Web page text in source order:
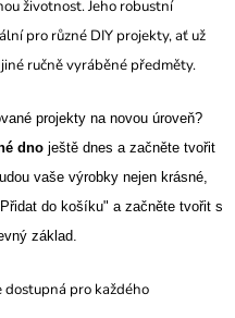
životnost. Jeho robustní
pro různé DIY projekty, ať už
ručně vyráběné předměty.
projekty na novou úroveň?
dno ještě dnes a začněte tvořit
vaše výrobky nejen krásné,
do košíku" a začněte tvořit s
základ.
dostupná pro každého